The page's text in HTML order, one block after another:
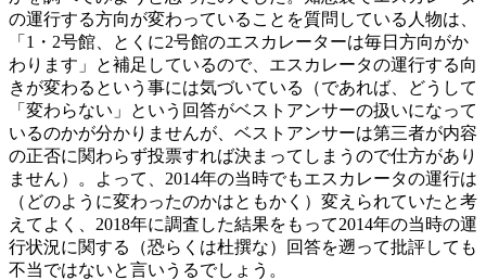
の運行する方向が変わっていることを質問している人物は、
「1・2号館、とくに2号館のエスカレーターは毎日方向がか
わります」と補足しているので、エスカレータの運行する向
きが変わるという事には気づいている（であれば、どうして
「変わらない」という回答がベストアンサーの扱いになって
いるのかが分かりませんが、ベストアンサーは第三者が内容
の正否に関わらず投票すれば決まってしまうので仕方があり
ません）。よって、2014年の当時でもエスカレータの運行は
（どのように変わったのかはともかく）変えられていたと考
えてよく、2018年に調査した結果をもって2014年の当時の運
行状況に関する（恐らくは杜撰な）回答を遡って批評しても
不当ではないと言いうるでしょう。